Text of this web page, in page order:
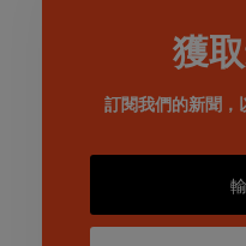
獲
訂閱我們的新聞，